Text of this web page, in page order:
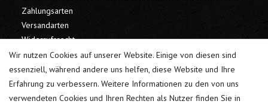
Wir nutzen Cookies auf unserer Website. Einige von diesen sind
essenziell, während andere uns helfen, diese Website und Ihre
Erfahrung zu verbessern. Weitere Informationen zu den von uns
verwendeten Cookies und Ihren Rechten als Nutzer finden Sie in
Zahlungsarten
Versandarten
Widerrufsrecht
Warenkorb
Kasse
Mein Konto